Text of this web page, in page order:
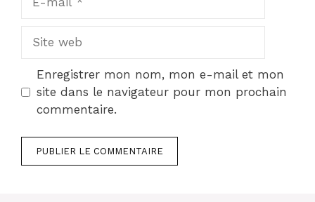
Site
Enregistrer mon nom, mon e-mail et mon
site dans le navigateur pour mon prochain
commentaire.